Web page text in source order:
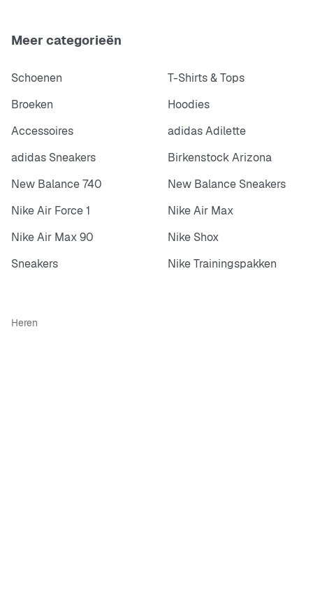
Meer categorieën
Schoenen
T-Shirts & Tops
Broeken
Hoodies
Accessoires
adidas Adilette
adidas Sneakers
Birkenstock Arizona
New Balance 740
New Balance Sneakers
Nike Air Force 1
Nike Air Max
Nike Air Max 90
Nike Shox
Sneakers
Nike Trainingspakken
Heren